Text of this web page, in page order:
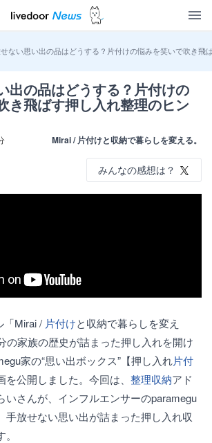
ない思い出の品はどうする？片付けの悩みを笑いで吹き飛
出の品はどうする？片付けの
き飛ばす押し入れ整理のヒン
Mirai / 片付けと収納で暮らしを変える。
みんなの感想は？
「Mirai / 片付けと収納で暮らしを変え
の家族の歴史が詰まった押し入れを開け
家の“思い出ボックス”【押し入れ片付
公開しました。今回は、 整理収納アド
いさんが、インフルエンサーのparamegu
手放せない思い出が詰まった押し入れ収